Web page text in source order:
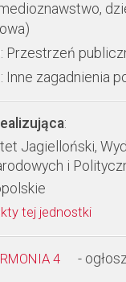
Przestrzeń
Inne zagadnienia
:
Jagielloński,
i
tej jednostki
4 -